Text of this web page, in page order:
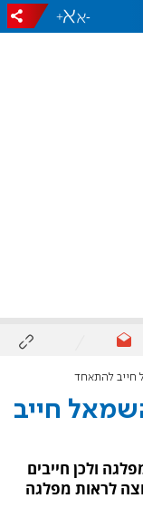
-
+
חייב להתאחד
חייב
ולכן חייבים
לראות מפלגה